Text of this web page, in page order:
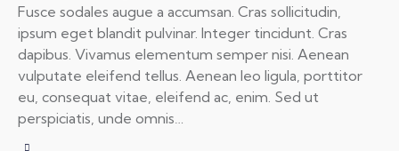
Fusce sodales augue a accumsan. Cras sollicitudin,
ipsum eget blandit pulvinar. Integer tincidunt. Cras
dapibus. Vivamus elementum semper nisi. Aenean
vulputate eleifend tellus. Aenean leo ligula, porttitor
eu, consequat vitae, eleifend ac, enim. Sed ut
perspiciatis, unde omnis…